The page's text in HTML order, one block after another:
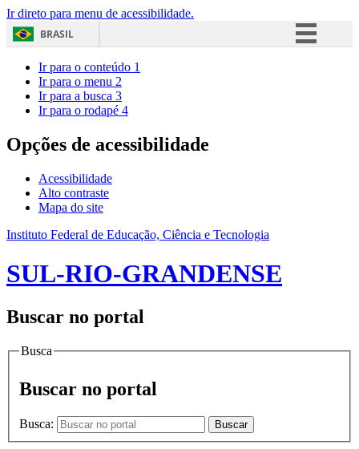
Ir direto para menu de acessibilidade.
BRASIL
Acesso à informação
Ir para o conteúdo 1
Ir para o menu 2
Ir para a busca 3
Ir para o rodapé 4
Opções de acessibilidade
Acessibilidade
Alto contraste
Mapa do site
Instituto Federal de Educação, Ciência e Tecnologia
SUL-RIO-GRANDENSE
Buscar no portal
Busca
Buscar no portal
Busca: Buscar